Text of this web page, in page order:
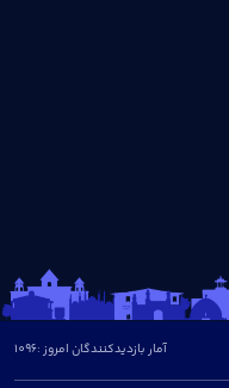
آمار بازدیدکنندگان امروز :1096